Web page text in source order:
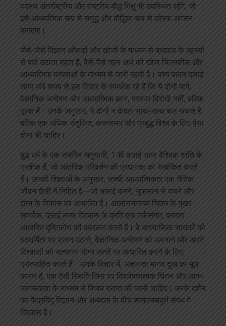
पदस्थ अंतर्राष्ट्रीय और राष्ट्रीय बौद्ध भिक्षु भी उपस्थित रहेंगे, जो
इसे आध्यात्मिक रूप से समृद्ध और बौद्धिक रूप से प्रेरक अवसर
बनाएगा।
जैसे-जैसे विज्ञान आँकड़ों और खोजों के माध्यम से ब्रह्मांड के रहस्यों
से पर्दा उठाता रहता है, वैसे-वैसे गहन अर्थ की खोज चिंतनशील और
आध्यात्मिक परंपराओं के माध्यम से जारी रहती है। परम पावन दलाई
लामा लंबे समय से इस विचार के समर्थक रहे हैं कि ये दोनों मार्ग,
वैज्ञानिक अन्वेषण और आध्यात्मिक ज्ञान, परस्पर विरोधी नहीं, बल्कि
पूरक हैं। उनके अनुसार, ये दोनों न केवल साथ-साथ चल सकते हैं,
बल्कि एक अधिक संतुलित, करुणामय और प्रबुद्ध विश्व के लिए ऐसा
होना भी चाहिए।
बुद्ध धर्म के एक समर्पित अनुयायी, 14वें दलाई लामा वैश्विक शांति के
प्रतीक हैं, जो आंतरिक परिवर्तन की प्रधानता को रेखांकित करते
हैं। उनकी शिक्षाओं के अनुसार, सच्ची आध्यात्मिकता एक नैतिक
जीवन शैली में निहित है—जो भलाई करने, नुकसान से बचने और
ज्ञान के विकास पर आधारित है। आलोचनात्मक चिंतन के मुखर
समर्थक, दलाई लामा विश्वास के प्रति एक तर्कसंगत, प्रमाण-
आधारित दृष्टिकोण की वकालत करते हैं। वे आध्यात्मिक साधकों को
हठधर्मिता पर प्रश्न उठाने, वैज्ञानिक अन्वेषण को अपनाने और अपने
विश्वासों को सत्यापन योग्य सत्यों पर आधारित करने के लिए
प्रोत्साहित करते हैं। उनके विचार में, अज्ञानता मानव दुख का मूल
कारण है, एक ऐसी स्थिति जिस पर विश्लेषणात्मक चिंतन और आत्म-
जागरूकता के माध्यम से विजय प्राप्त की जानी चाहिए। उनके दर्शन
का केंद्रबिंदु विज्ञान और अध्यात्म के बीच सामंजस्यपूर्ण संबंध में
विश्वास है।